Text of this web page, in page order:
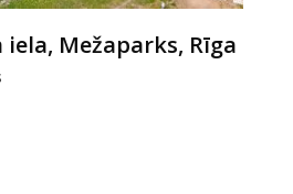
Mežaparks, Rīga